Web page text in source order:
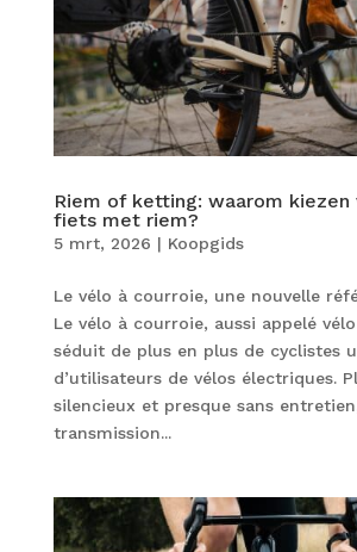
Riem of ketting: waarom kiezen
fiets met riem?
5 mrt, 2026 | Koopgids
Le vélo à courroie, une nouvelle
Le vélo à courroie, aussi appelé
séduit de plus en plus de cyclistes
d’utilisateurs de vélos électriques.
silencieux et presque sans
transmission...